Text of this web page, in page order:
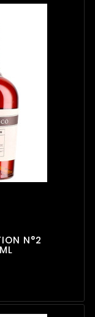
N°2